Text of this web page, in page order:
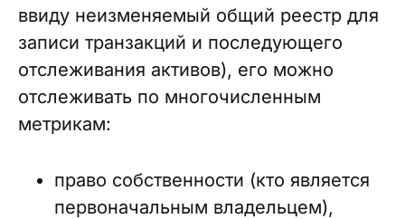
ввиду неизменяемый общий реестр для
записи транзакций и последующего
отслеживания активов), его можно
отслеживать по многочисленным
метрикам:
право собственности (кто является
первоначальным владельцем),